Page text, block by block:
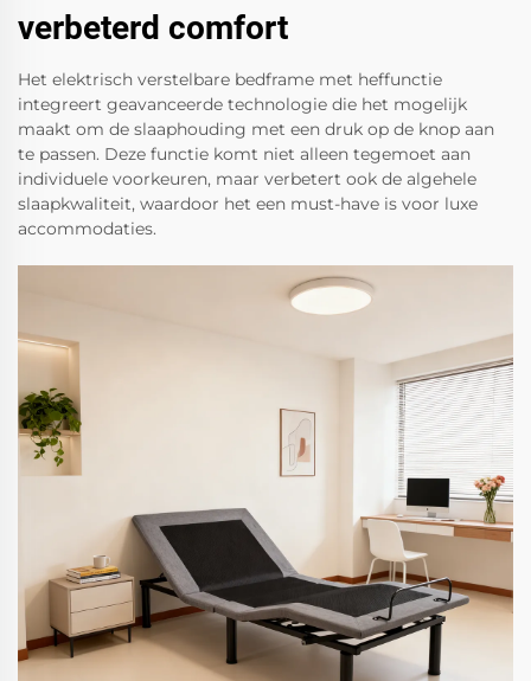
verbeterd comfort
Het elektrisch verstelbare bedframe met heffunctie
integreert geavanceerde technologie die het mogelijk
maakt om de slaaphouding met een druk op de knop aan
te passen. Deze functie komt niet alleen tegemoet aan
individuele voorkeuren, maar verbetert ook de algehele
slaapkwaliteit, waardoor het een must-have is voor luxe
accommodaties.